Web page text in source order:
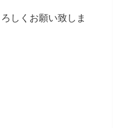
しくお願い致しま